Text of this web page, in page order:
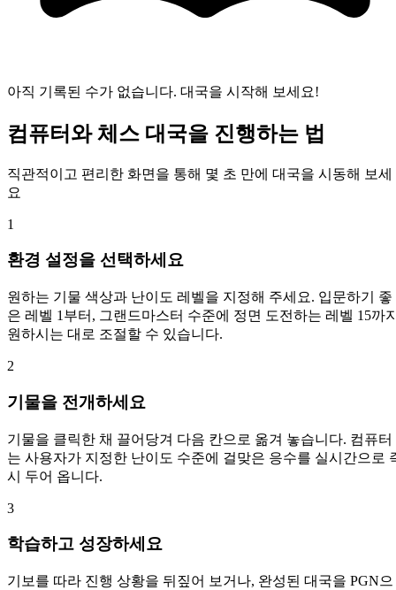
아직 기록된 수가 없습니다. 대국을 시작해 보세요!
컴퓨터와 체스 대국을 진행하는 법
직관적이고 편리한 화면을 통해 몇 초 만에 대국을 시동해 보세
요
1
환경 설정을 선택하세요
원하는 기물 색상과 난이도 레벨을 지정해 주세요. 입문하기 좋
은 레벨 1부터, 그랜드마스터 수준에 정면 도전하는 레벨 15까
원하시는 대로 조절할 수 있습니다.
2
기물을 전개하세요
기물을 클릭한 채 끌어당겨 다음 칸으로 옮겨 놓습니다. 컴퓨터
는 사용자가 지정한 난이도 수준에 걸맞은 응수를 실시간으로
시 두어 옵니다.
3
학습하고 성장하세요
기보를 따라 진행 상황을 뒤짚어 보거나, 완성된 대국을 PGN으